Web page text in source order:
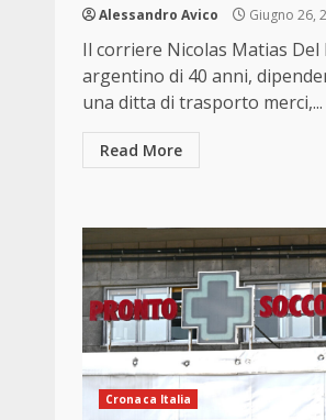
Alessandro Avico Giugno 26,
Il corriere Nicolas Matias Del
argentino di 40 anni,
una ditta di trasporto merci,...
Read More
Cronaca Italia